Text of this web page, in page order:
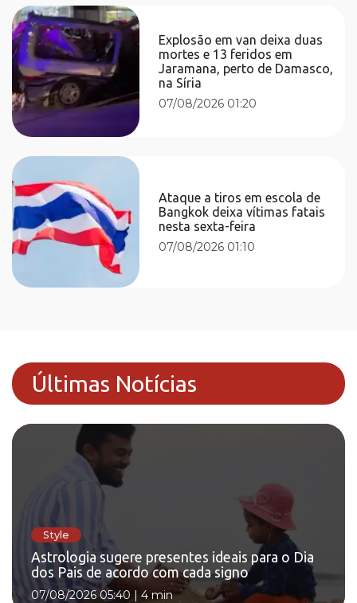
Explosão em van deixa duas
mortes e 13 feridos em
Jaramana, perto de Damasco,
na Síria
07/08/2026 01:20
Ataque a tiros em escola de
Bangkok deixa vítimas fatais
nesta sexta-feira
07/08/2026 01:10
Últimas Notícias
Style
Astrologia sugere presentes ideais para o Dia
dos Pais de acordo com cada signo
07/08/2026 05:40 | 4 min